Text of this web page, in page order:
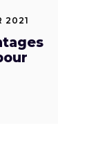
2021